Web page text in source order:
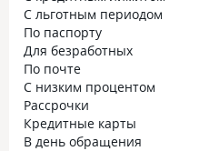
С льготным периодом
По паспорту
Для безработных
По почте
С низким процентом
Рассрочки
Кредитные карты
В день обращения